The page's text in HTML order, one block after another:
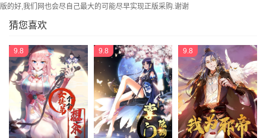
第77话 地图开启 第78话 乱心古竹林 第80话 双雄争锋
第81话 千夫所指 第82话 接连打脸 第83话 霸气君临 第84话 杀机到来
第85话 挑战林子萧 第86话 大战开始 第87话 宿命对决 第88话 击败！
第89话 笑傲全场 第90话 冷嘲热讽 第91话 宗门豪赌 第92话 林子萧死了
版的好,我们网也会尽自己最大的可能尽早实现正版采购.谢谢
猜您喜欢
9.8 9.8 9.8